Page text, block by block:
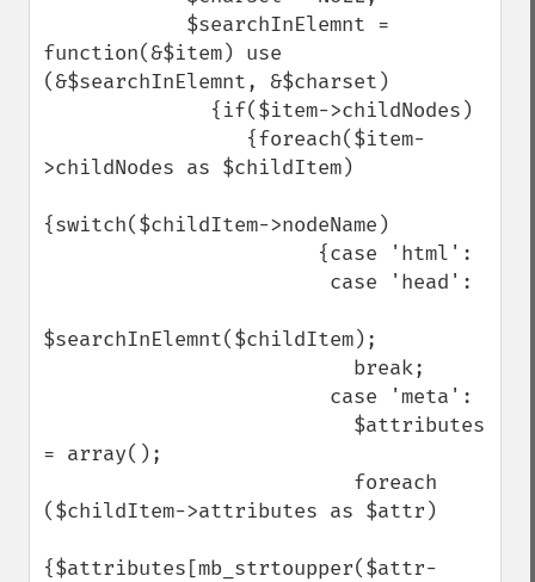
function(&$item) use
(&$searchInElemnt, &$charset)
>childNodes as $childItem)
{switch($childItem->nodeName)
$searchInElemnt($childItem);
= array();
($childItem->attributes as $attr)
{$attributes[mb_strtoupper($attr-